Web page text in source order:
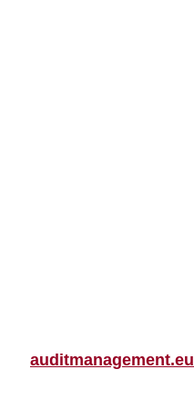
auditmanagement.eu